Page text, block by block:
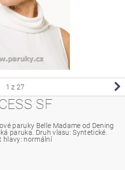
1 z 27
SF
paruky Belle Madame od Dening
paruka. Druh vlasu: Syntetické.
hlavy: normální